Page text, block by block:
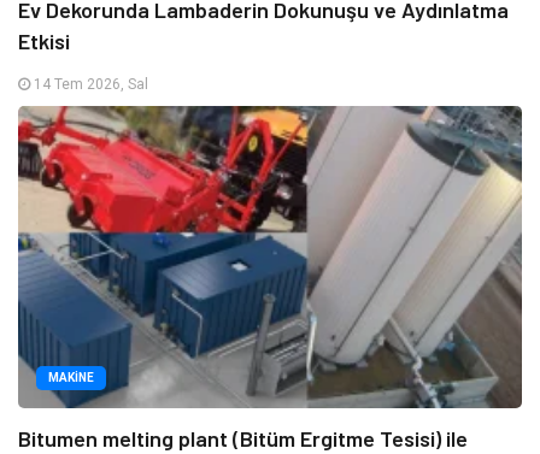
Ev Dekorunda Lambaderin Dokunuşu ve Aydınlatma
Etkisi
14 Tem 2026, Sal
MAKINE
Bitumen melting plant (Bitüm Ergitme Tesisi) ile